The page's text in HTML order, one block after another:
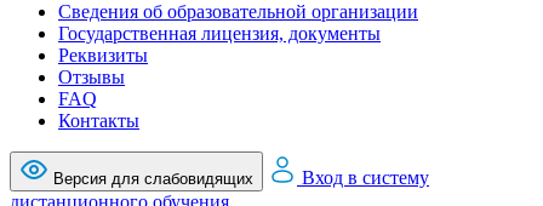
Сведения об образовательной организации
Государственная лицензия, документы
Реквизиты
Отзывы
FAQ
Контакты
Версия для слабовидящих
Вход в систему
дистанционного обучения